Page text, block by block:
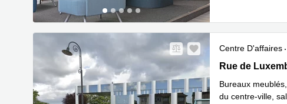
Centre D'affaires
177 rue de
Rue de
Bureaux
du centre-ville,